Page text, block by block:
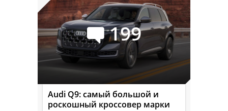
199
Audi Q9: самый большой и
роскошный кроссовер марки